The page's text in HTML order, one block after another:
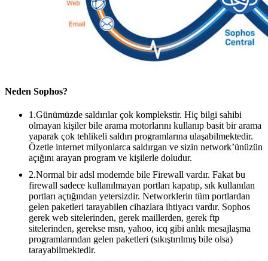
Neden Sophos?
1.Günümüzde saldırılar çok komplekstir. Hiç bilgi sahibi
olmayan kişiler bile arama motorlarını kullanıp basit bir arama
yaparak çok tehlikeli saldırı programlarına ulaşabilmektedir.
Özetle internet milyonlarca saldırgan ve sizin network’ünüzün
açığını arayan program ve kişilerle doludur.
2.Normal bir adsl modemde bile Firewall vardır. Fakat bu
firewall sadece kullanılmayan portları kapatıp, sık kullanılan
portları açtığından yetersizdir. Networklerin tüm portlardan
gelen paketleri tarayabilen cihazlara ihtiyacı vardır. Sophos
gerek web sitelerinden, gerek maillerden, gerek ftp
sitelerinden, gerekse msn, yahoo, icq gibi anlık mesajlaşma
programlarından gelen paketleri (sıkıştırılmış bile olsa)
tarayabilmektedir.